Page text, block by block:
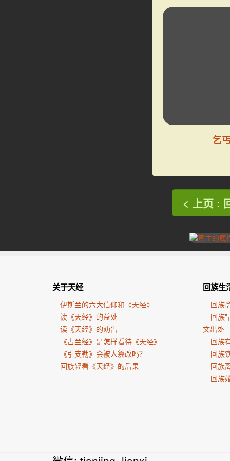
乞
< 上页 :
关于天经
伊斯兰的六大信仰和《天经》
读《天经》的益处
读《天经》的劝告
《古兰经》是怎样看待《天经》
《引支勒》会被人篡改吗？
回族轻看《天经》的后果
回族生
回族
回族"
文出处
回族
回族
回族
回族